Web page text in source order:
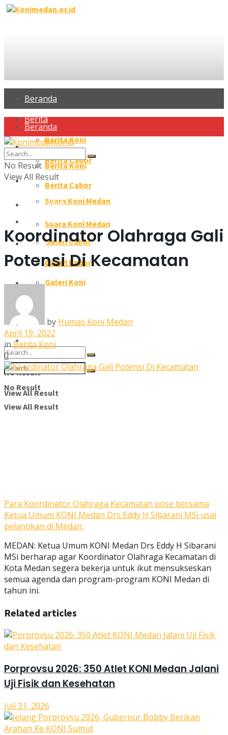
Beranda
Berita
Berita Koni
Berita Cabor
Profil Atlet
Suara Koni Medan
Galeri
Galeri Cabor
Galeri Koni
Pengcab/Pengkot
Susunan Pengurus
Kontak Kami
No Result
View All Result
Beranda
Berita
Berita Koni
Berita Cabor
Profil Atlet
Suara Koni Medan
Galeri
Galeri Cabor
Galeri Koni
Pengcab/Pengkot
Susunan Pengurus
Kontak Kami
No Result
View All Result
No Result
View All Result
Koordinator Olahraga Gali
Potensi Di Kecamatan
by Humas Koni Medan
April 19, 2022
inBerita Koni
0
Para Koordinator Olahraga Kecamatan pose bersama
Ketua Umum KONI Medan Drs Eddy H Sibarani MSi usai
pelantikan di Medan.
MEDAN: Ketua Umum KONI Medan Drs Eddy H Sibarani
MSi berharap agar Koordinator Olahraga Kecamatan di
Kota Medan segera bekerja untuk ikut mensukseskan
semua agenda dan program-program KONI Medan di
tahun ini.
Related articles
Porprovsu 2026: 350 Atlet KONI Medan Jalani
Uji Fisik dan Kesehatan
Juli 31, 2026